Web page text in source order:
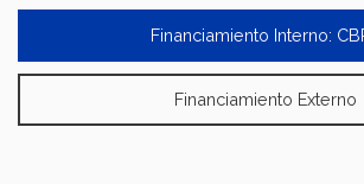
Financiamiento Interno:
Financiamiento Externo